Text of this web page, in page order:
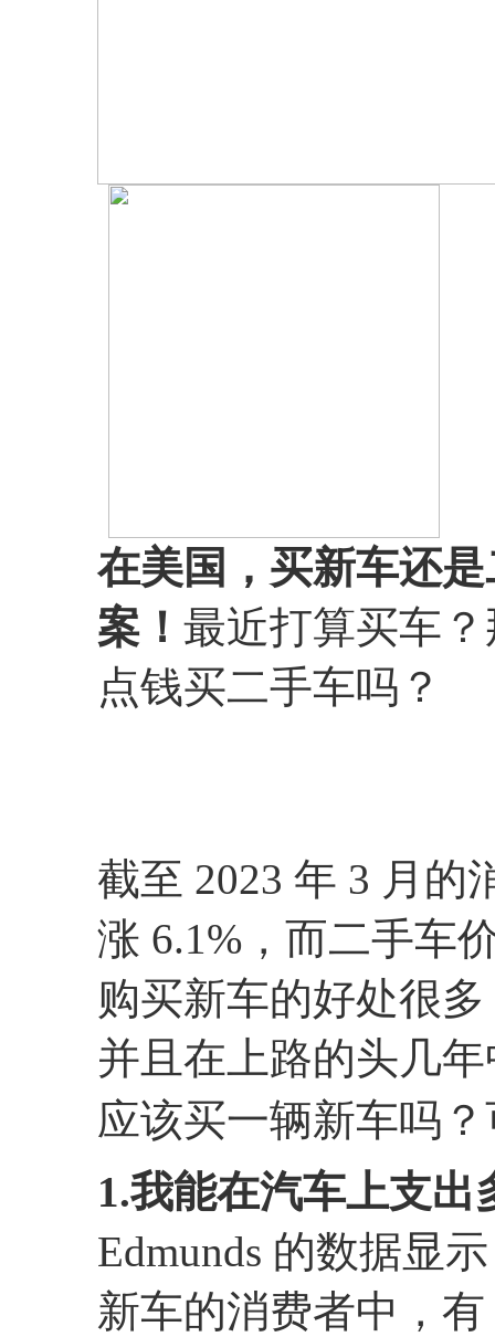
在美国，买新车还
案！ 最近打算买车
点钱买二手车吗？
截至 2023 年 3 月的
涨 6.1%，而二手车
购买新车的好处很
并且在上路的头几
应该买一辆新车吗
1.我能在汽车上支出
Edmunds 的数据显
新车的消费者中，